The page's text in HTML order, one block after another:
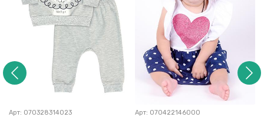
Арт: 070328314023 Арт: 070422146000